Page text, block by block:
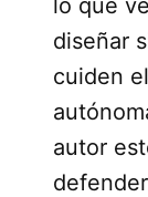
diseñar
cuiden
autor